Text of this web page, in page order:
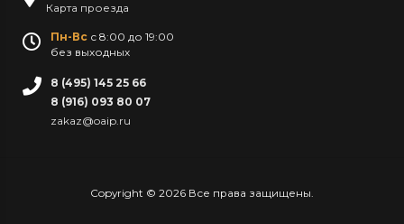
Карта проезда
Пн-Вс с 8:00 до 19:00
без выходных
8 (495) 145 25 66
8 (916) 093 80 07
zakaz@oaip.ru
Copyright © 2026 Все права защищены.